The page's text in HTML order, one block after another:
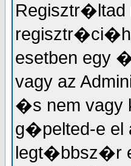
esetben egy
vagy az
�s nem vagy
g�pelted-e el
legt�bbsz�r